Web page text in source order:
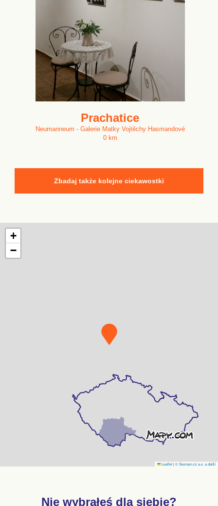
Prachatice
Neumanneum - Galerie Matky Vojtěchy Hasmandové
0 km
Zbadaj także kolejne ciekawostki
+
−
Leaflet|© Seznam.cz a.s. a další
Nie wybrałeś dla siebie?